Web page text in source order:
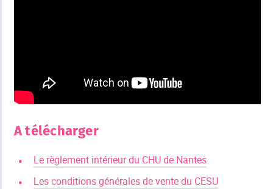
A télécharger
Le règlement intérieur du CHU de Nantes
Les conditions générales de vente du CESU